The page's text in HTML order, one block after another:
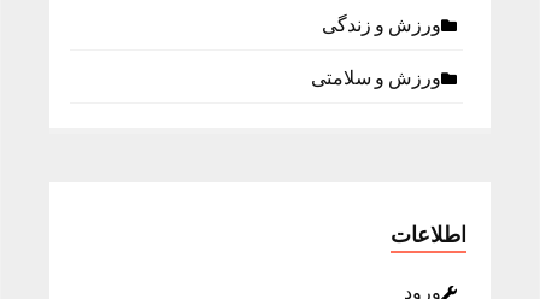
ورزش و زندگی
ورزش و سلامتی
اطلاعات
ورود